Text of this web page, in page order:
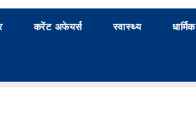
करेंट अफेयर्स स्वास्थ्य धार्मिक